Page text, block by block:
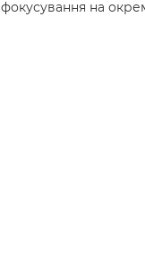
фокусування на